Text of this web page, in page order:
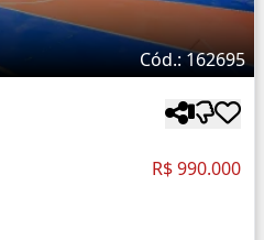
Cód.: 162695
R$ 990.000